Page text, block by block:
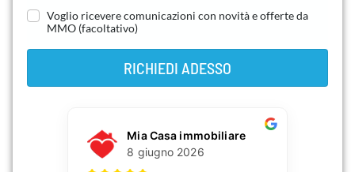
Voglio ricevere comunicazioni con novità e offerte da
MMO (facoltativo)
RICHIEDI ADESSO